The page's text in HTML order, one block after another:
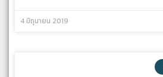
4 มิถุนายน 2019